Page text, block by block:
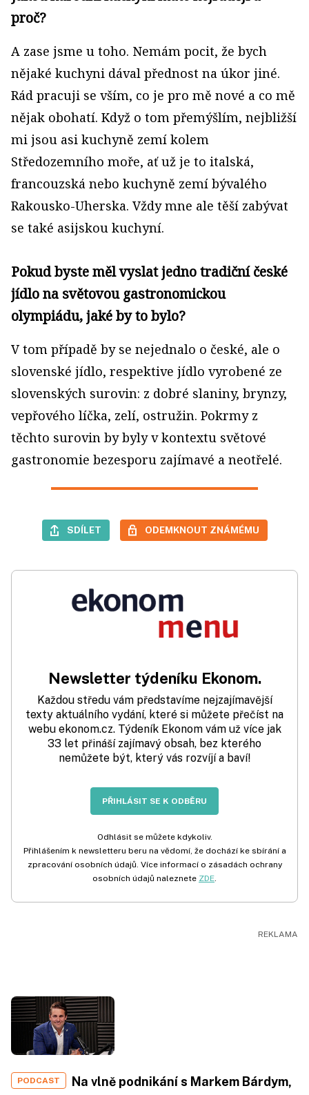
proč?
A zase jsme u toho. Nemám pocit, že bych
nějaké kuchyni dával přednost na úkor jiné.
Rád pracuji se vším, co je pro mě nové a co mě
nějak obohatí. Když o tom přemýšlím, nejbližší
mi jsou asi kuchyně zemí kolem
Středozemního moře, ať už je to italská,
francouzská nebo kuchyně zemí bývalého
Rakousko-Uherska. Vždy mne ale těší zabývat
se také asijskou kuchyní.
Pokud byste měl vyslat jedno tradiční české
jídlo na světovou gastronomickou
olympiádu, jaké by to bylo?
V tom případě by se nejednalo o české, ale o
slovenské jídlo, respektive jídlo vyrobené ze
slovenských surovin: z dobré slaniny, brynzy,
vepřového líčka, zelí, ostružin. Pokrmy z
těchto surovin by byly v kontextu světové
gastronomie bezesporu zajímavé a neotřelé.
SDÍLET ODEMKNOUT ZNÁMÉMU
Newsletter týdeníku Ekonom.
Každou středu vám představíme nejzajímavější
texty aktuálního vydání, které si můžete přečíst na
webu ekonom.cz. Týdeník Ekonom vám už více jak
33 let přináší zajímavý obsah, bez kterého
nemůžete být, který vás rozvíjí a baví!
PŘIHLÁSIT SE K ODBĚRU
Odhlásit se můžete kdykoliv.
Přihlášením k newsletteru beru na vědomí, že dochází ke sbírání a
zpracování osobních údajů. Více informací o zásadách ochrany
osobních údajů naleznete ZDE.
PODCAST
Na vlně podnikání s Markem Bárdym,